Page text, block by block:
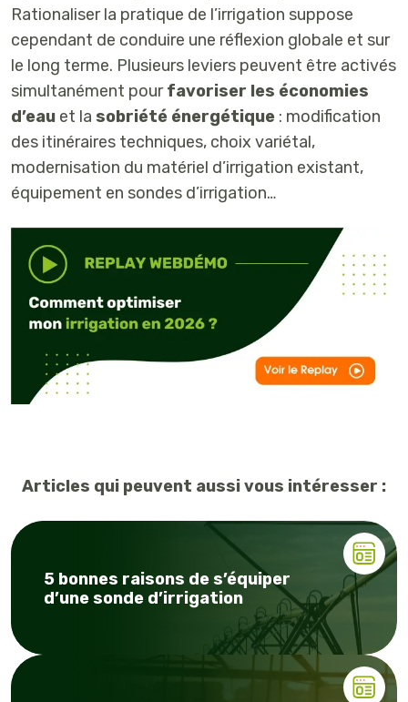
Rationaliser la pratique de l’irrigation suppose
cependant de conduire une réflexion globale et sur
le long terme. Plusieurs leviers peuvent être activés
simultanément pourfavoriser les économies
d’eau et la sobriété énergétique : modification
des itinéraires techniques, choix variétal,
modernisation du matériel d’irrigation existant,
équipement en sondes d’irrigation…
Articles qui peuvent aussi vous intéresser :
5 bonnes raisons de s’équiper
d’une sonde d’irrigation